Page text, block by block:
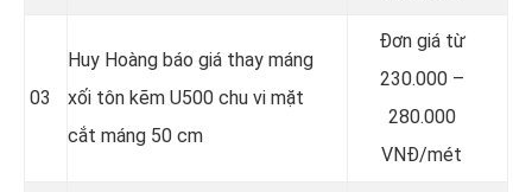
03
Huy Hoàng báo giá thay máng
xối tôn kẽm U500 chu vi mặt
cắt máng 50 cm
Đơn giá từ
230.000 –
280.000
VNĐ/mét